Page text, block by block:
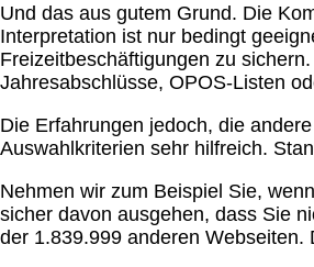
Und das aus gutem Grund. Die
Interpretation ist nur bedingt
Freizeitbeschäftigungen zu
Jahresabschlüsse, OPOS-Listen
Die Erfahrungen jedoch, die
Auswahlkriterien sehr hilfreich.
Nehmen wir zum Beispiel Sie,
sicher davon ausgehen, dass Sie
der 1.839.999 anderen